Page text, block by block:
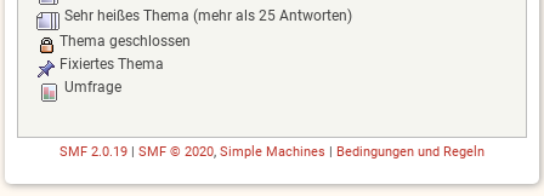
Sehr heißes Thema (mehr als 25 Antworten)
Thema geschlossen
Fixiertes Thema
Umfrage
SMF 2.0.19 | SMF © 2020, Simple Machines | Bedingungen und Regeln